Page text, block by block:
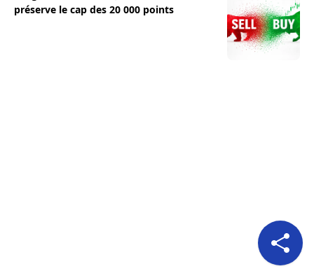
préserve le cap des 20 000 points